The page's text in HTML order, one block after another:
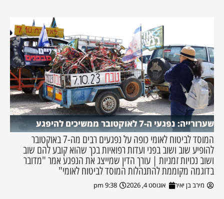
שערורייה: נפגעי ה-7 לאוקטובר ממשיכים להיפגע
המוסד לביטוח לאומי כופה על נפגעים רבים מה-7 באוקטובר
להופיע שוב ושוב בפני ועדות רפואיות בכך שהוא קובע להם שוב
ושוב נכויות זמניות | עורך הדין שמייצג את הנפגע אמר "מדובר
בדוגמה מקוממת להתנהלות המוסד לביטוח לאומי"
מירב בן יאיר אוגוסט 4, 2026 9:38 pm